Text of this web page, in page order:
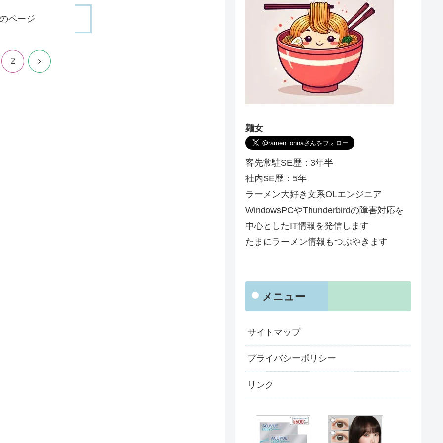
ページ
2 次
麺女
客先常駐SE歴：3年半
社内SE歴：5年
ラーメン大好き文系OLエンジニア
WindowsPCやThunderbirdの障害対応を
中心としたIT情報を発信します
たまにラーメン情報もつぶやきます
メニュー
サイトマップ
プライバシーポリシー
リンク